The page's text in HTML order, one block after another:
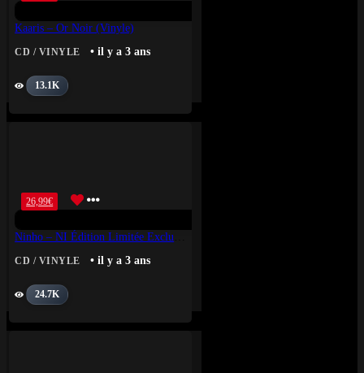
Kaaris – Or Noir (Vinyle)
CD / VINYLE • il y a 3 ans
13.1K
26,99€
CD / VINYLE • il y a 3 ans
24.7K